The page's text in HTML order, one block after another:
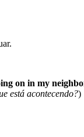
on in my
está acontecendo?)